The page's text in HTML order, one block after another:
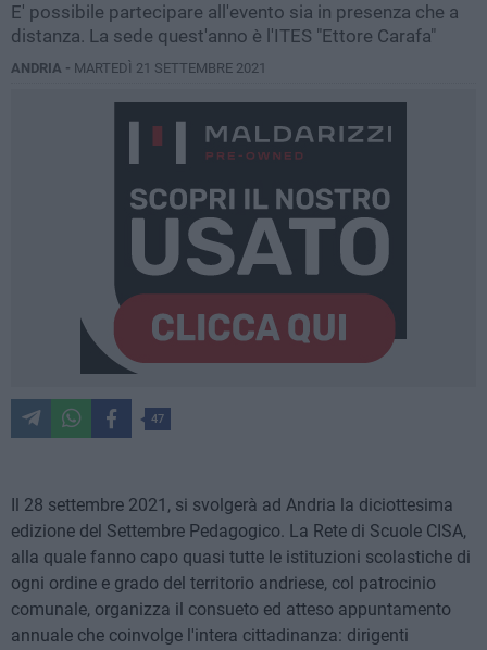
E' possibile partecipare all'evento sia in presenza che a
distanza. La sede quest'anno è l'ITES "Ettore Carafa"
ANDRIA - MARTEDÌ 21 SETTEMBRE 2021
47
Il 28 settembre 2021, si svolgerà ad Andria la diciottesima
edizione del Settembre Pedagogico. La Rete di Scuole CISA,
alla quale fanno capo quasi tutte le istituzioni scolastiche di
ogni ordine e grado del territorio andriese, col patrocinio
comunale, organizza il consueto ed atteso appuntamento
annuale che coinvolge l'intera cittadinanza: dirigenti